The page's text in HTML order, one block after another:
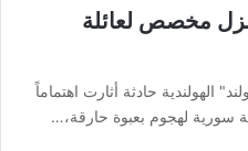
مخصص لعائلة
الهولندية حادثة أثارت اهتماماً
لهجوم بعبوة حارقة،…